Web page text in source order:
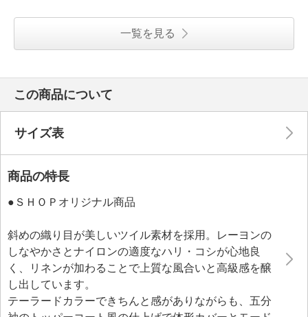
一覧を見る
この商品について
サイズ表
商品の特長
●ＳＨＯＰオリジナル商品
斜めの織り目が美しいツイル素材を採用。レーヨンの
しなやかさとナイロンの適度なハリ・コシが心地良
く、リネンが加わることで上質な風合いと高級感を醸
し出しています。
テーラードカラーできちんと感がありながらも、五分